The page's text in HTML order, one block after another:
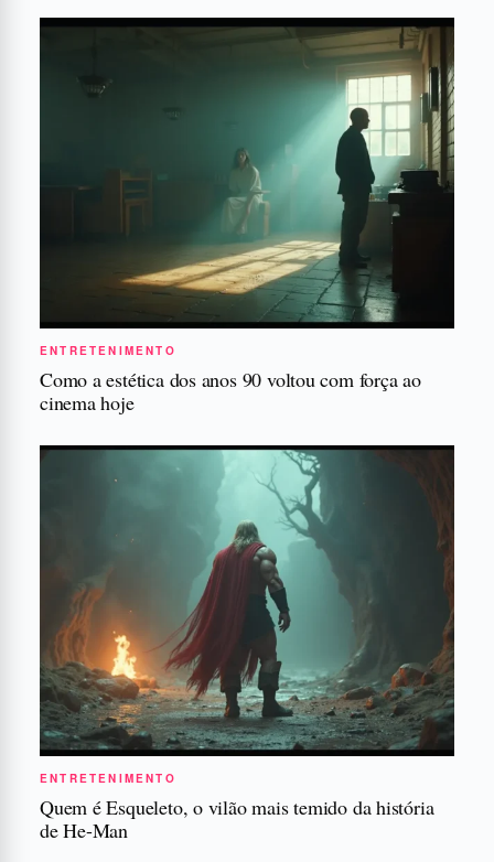
ENTRETENIMENTO
Como a estética dos anos 90 voltou com força ao
cinema hoje
ENTRETENIMENTO
Quem é Esqueleto, o vilão mais temido da história
de He-Man